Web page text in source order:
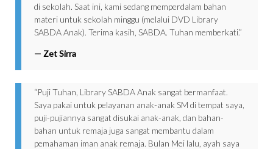
di sekolah. Saat ini, kami sedang memperdalam bahan
materi untuk sekolah minggu (melalui DVD Library
SABDA Anak). Terima kasih, SABDA. Tuhan memberkati.”
— Zet Sirra
“Puji Tuhan, Library SABDA Anak sangat bermanfaat.
Saya pakai untuk pelayanan anak-anak SM di tempat saya,
puji-pujiannya sangat disukai anak-anak, dan bahan-
bahan untuk remaja juga sangat membantu dalam
pemahaman iman anak remaja. Bulan Mei lalu, ayah saya